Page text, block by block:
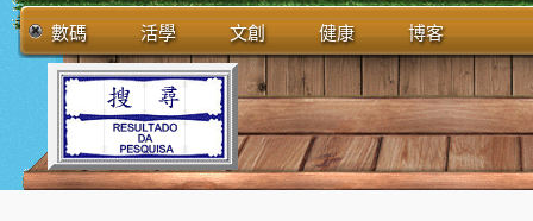
數碼 活學 文創 健康 博客